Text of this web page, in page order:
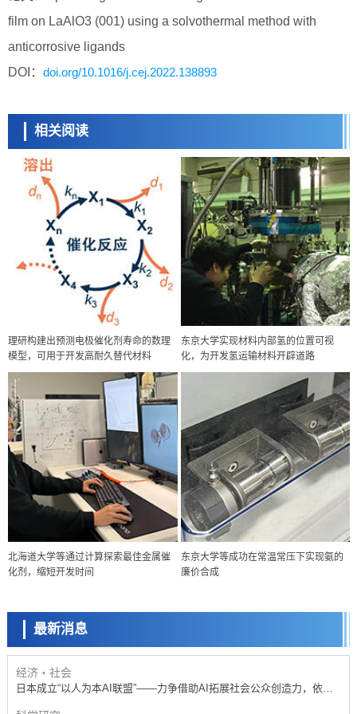
film on LaAlO3 (001) using a solvothermal method with
anticorrosive ligands
DOI： doi.org/10.1016/j.cej.2022.138893
相关阅读
理研构建出预测电极催化剂寿命的数理
模型，可用于开发高耐久替代材料
东京大学实现材料内部氢的位置可视
化，为开发氢运输材料开辟道路
北海道大学等通过计算探索最佳金属催
化剂，缩短开发时间
东京大学等成功在常温常压下实现氨的
廉价合成
最新消息
政策
日本科研费增设国际共同研究强化新类别，促进青年研究人员赴海外开
展研究
科学研究
开发出300亿年仅误差1秒的光晶格钟，构建网络将其打造为下一代社会
基础设施
经济・社会
日本成立“以人为本AI联盟”——力争借助AI拓展社会公众创造力，依托